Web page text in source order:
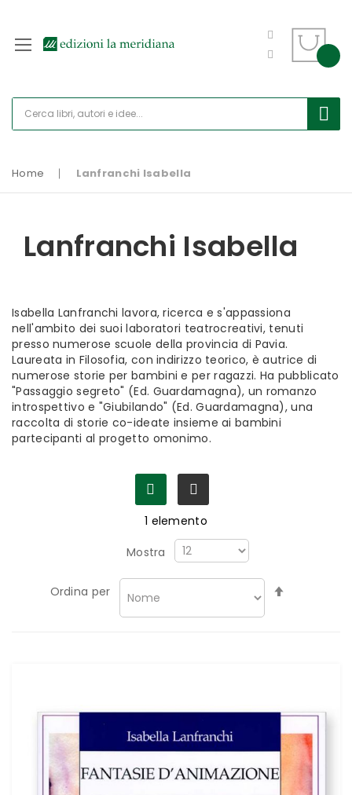
Home Lanfranchi Isabella
Lanfranchi Isabella
Isabella Lanfranchi lavora, ricerca e s'appassiona
nell'ambito dei suoi laboratori teatrocreativi, tenuti
presso numerose scuole della provincia di Pavia.
Laureata in Filosofia, con indirizzo teorico, è autrice di
numerose storie per bambini e per ragazzi. Ha pubblicato
"Passaggio segreto" (Ed. Guardamagna), un romanzo
introspettivo e "Giubilando" (Ed. Guardamagna), una
raccolta di storie co-ideate insieme ai bambini
partecipanti al progetto omonimo.
1 elemento
Mostra
Ordina per